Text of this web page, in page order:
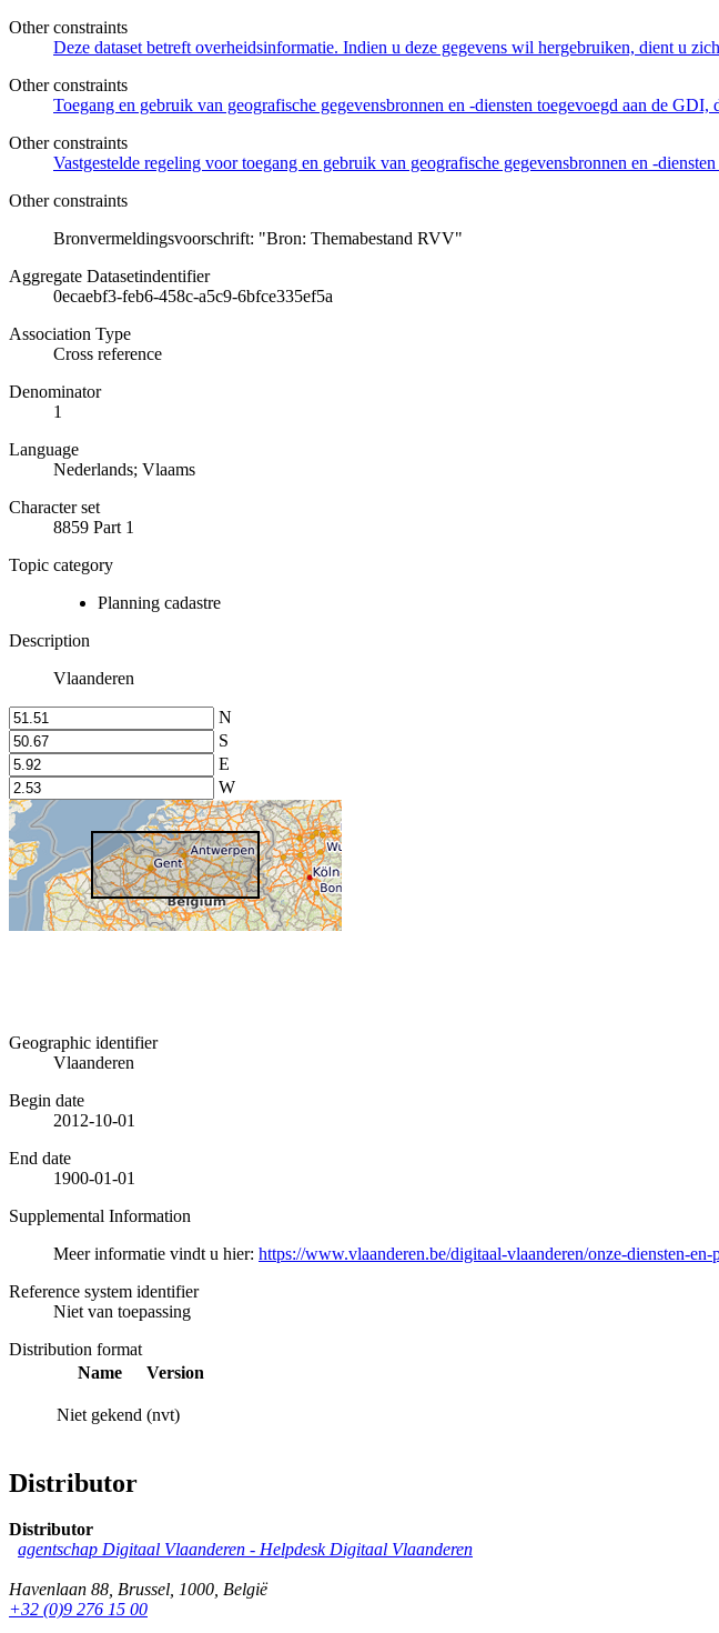
Other constraints
Deze dataset betreft overheidsinformatie. Indien u deze gegevens wil hergebruiken, dient u
Other constraints
Toegang en gebruik van geografische gegevensbronnen en -diensten toegevoegd aan de
Other constraints
Vastgestelde regeling voor toegang en gebruik van geografische gegevensbronnen en -
Other constraints
Bronvermeldingsvoorschrift: "Bron: Themabestand RVV"
Aggregate Datasetindentifier
0ecaebf3-feb6-458c-a5c9-6bfce335ef5a
Association Type
Cross reference
Denominator
1
Language
Nederlands; Vlaams
Character set
8859 Part 1
Topic category
Planning cadastre
Description
Vlaanderen
N
S
E
W
Geographic identifier
Vlaanderen
Begin date
2012-10-01
End date
1900-01-01
Supplemental Information
Meer informatie vindt u hier: https://www.vlaanderen.be/digitaal-vlaanderen/onze-diensten-
Reference system identifier
Niet van toepassing
Distribution format
Name
Version
Niet gekend (nvt)
Distributor
Distributor
agentschap Digitaal Vlaanderen - Helpdesk Digitaal Vlaanderen
Havenlaan 88, Brussel, 1000, België
+32 (0)9 276 15 00